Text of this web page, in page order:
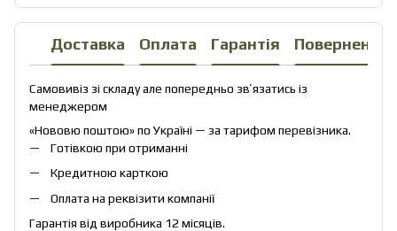
Доставка Оплата Гарантія Повернення
Самовивіз зі складу але попередньо звʼязатись із
менеджером
«Нововю поштою» по Україні — за тарифом перевізника.
Готівкою при отриманні
Кредитною карткою
Оплата на реквізити компанії
Гарантія від виробника 12 місяців.